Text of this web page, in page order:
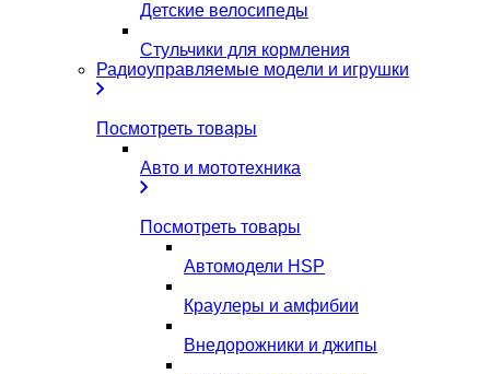
Детские велосипеды
Стульчики для кормления
Радиоуправляемые модели и игрушки
Посмотреть товары
Авто и мототехника
Посмотреть товары
Автомодели HSP
Краулеры и амфибии
Внедорожники и джипы